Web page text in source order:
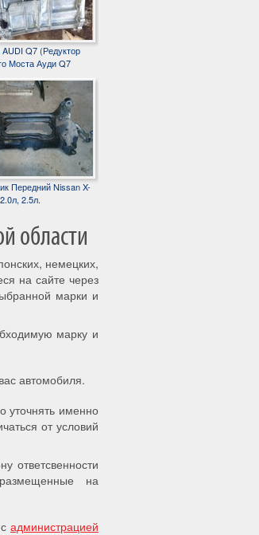
AUDI Q7 (Редуктор
Моста Ауди Q7
Передний Nissan X-
2.5л.
области
немецких,
на сайте через
марки и
марку и
автомобиля.
уточнять именно
от условий
ответсвенности
на
администрацией